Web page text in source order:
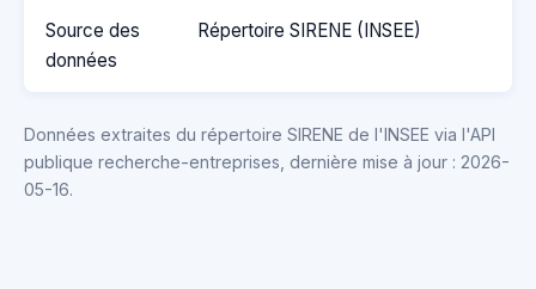
Source des
données
Répertoire SIRENE (INSEE)
Données extraites du répertoire SIRENE de l'INSEE via l'API
publique recherche-entreprises, dernière mise à jour : 2026-
05-16.